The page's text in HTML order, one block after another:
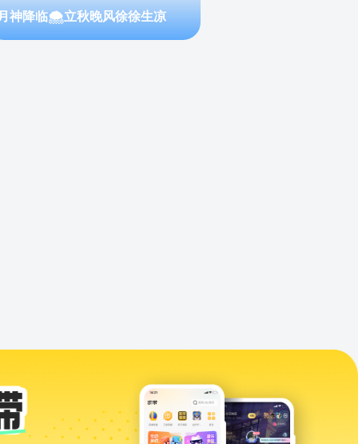
神降临🌨️立秋晚风徐徐生凉